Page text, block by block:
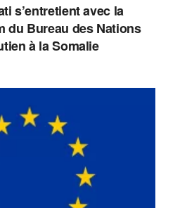
s’entretient avec la
du Bureau des Nations
à la Somalie